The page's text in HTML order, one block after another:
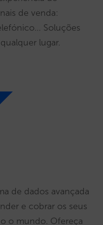
de venda:
Soluções
lugar.
de dados avançada
e cobrar os seus
o mundo. Ofereça